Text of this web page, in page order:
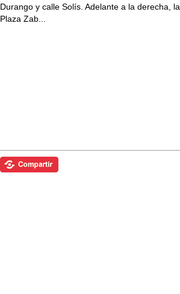
Durango y calle Solís. Adelante a la derecha, la
Plaza Zab...